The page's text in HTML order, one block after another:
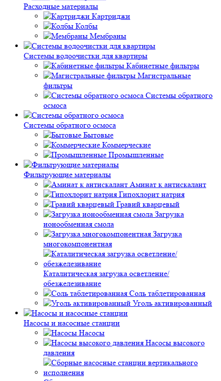
Расходные материалы
Картриджи
Колбы
Мембраны
Системы водоочистки для квартиры
Кабинетные фильтры
Магистральные
фильтры
Системы обратного
осмоса
Системы обратного осмоса
Бытовые
Коммерческие
Промышленные
Фильтрующие материалы
Аминат к антискалант
Гипохлорит натрия
Гравий кварцевый
Загрузка
ионообменная смола
Загрузка
многокомпонентная
Каталитическая загрузка осветление/
обезжелезивание
Соль таблетированная
Уголь активированный
Насосы и насосные станции
Насосы
Насосы высокого
давления